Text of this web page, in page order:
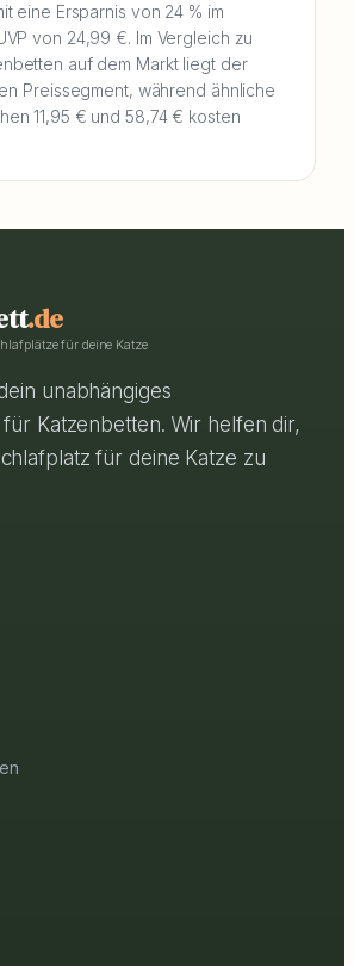
eine Ersparnis von 24 % im
von 24,99 €. Im Vergleich zu
auf dem Markt liegt der
Preissegment, während ähnliche
11,95 € und 58,74 € kosten
.de
für deine Katze
unabhängiges
Katzenbetten. Wir helfen dir,
für deine Katze zu